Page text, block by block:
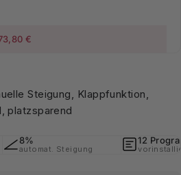
€
Steigung, Klappfunktion,
platzsparend
8%
automat. Steigung
12